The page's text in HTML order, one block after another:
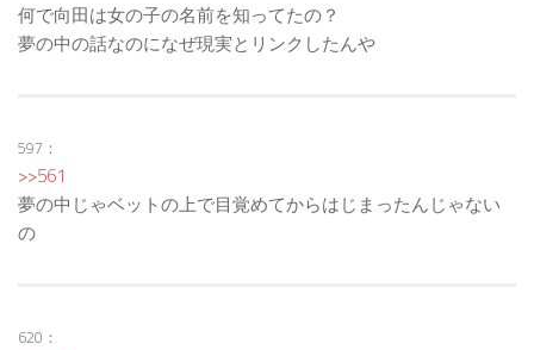
何で向田は女の子の名前を知ってたの？
夢の中の話なのになぜ現実とリンクしたんや
597：
>>561
夢の中じゃベットの上で目覚めてからはじまったんじゃない
の
620：